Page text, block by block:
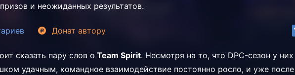
и неожиданных результатов.
Донат автору
сказать пару слов о Team Spirit. Несмотря на то, что DPC-сезон у них
удачным, командное взаимодействие постоянно росло, и уже после